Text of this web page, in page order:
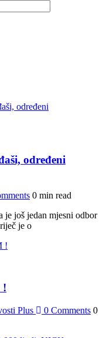
određeni
0 min read
je još jedan mjesni odbor
je o
!
Plus 0 Comments 0